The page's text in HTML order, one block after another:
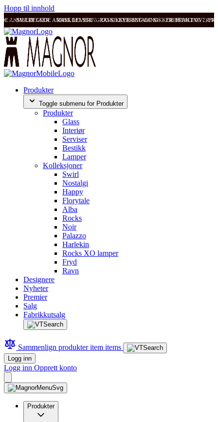
Hopp til innhold
ANMELDELSER RASK LEVERING OG SIKKER BETALING FRI FRAKT OVER
SVÆRT GODE ANMELDELSER RASK LEVERING OG SIKKER BETALING
Produkter
Toggle submenu for Produkter
Produkter
Glass
Interiør
Serviser
Bestikk
Lamper
Kolleksjoner
Swirl
Nostalgi
Happy
Florytale
Alba
Rocks
Noir
Palazzo
Harlekin
Rocks XO lamper
Fryd
Ravn
Designere
Nyheter
Premier
Salg
Fabrikkutsalg
Sammenlign produkteritem items
Logg inn
Logg inn Opprett konto
Produkter